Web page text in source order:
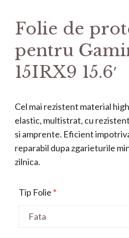
Folie de
pentru
15IRX9 15.6′
Cel mai rezistent material
elastic, multistrat, cu
si amprente. Eficient
reparabil dupa zgarieturile
zilnica.
Tip Folie *